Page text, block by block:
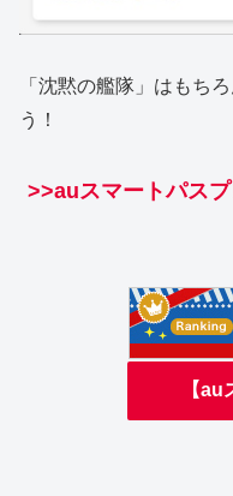
「沈黙の艦隊」はもち
う！
>>auスマートパス
【au